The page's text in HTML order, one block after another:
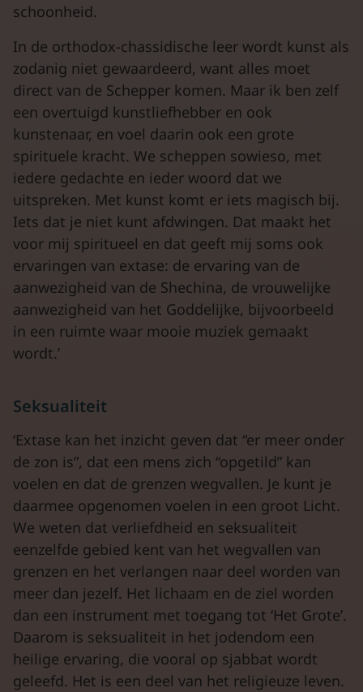
schoonheid.
In de orthodox-chassidische leer wordt kunst als
zodanig niet gewaardeerd, want alles moet
direct van de Schepper komen. Maar ik ben zelf
een overtuigd kunstliefhebber en ook
kunstenaar, en voel daarin ook een grote
spirituele kracht. We scheppen sowieso, met
iedere gedachte en ieder woord dat we
uitspreken. Met kunst komt er iets magisch bij.
Iets dat je niet kunt afdwingen. Dat maakt het
voor mij spiritueel en dat geeft mij soms ook
ervaringen van extase: de ervaring van de
aanwezigheid van de Shechina, de vrouwelijke
aanwezigheid van het Goddelijke, bijvoorbeeld
in een ruimte waar mooie muziek gemaakt
wordt.’
Seksualiteit
‘Extase kan het inzicht geven dat “er meer onder
de zon is”, dat een mens zich “opgetild” kan
voelen en dat de grenzen wegvallen. Je kunt je
daarmee opgenomen voelen in een groot Licht.
We weten dat verliefdheid en seksualiteit
eenzelfde gebied kent van het wegvallen van
grenzen en het verlangen naar deel worden van
meer dan jezelf. Het lichaam en de ziel worden
dan een instrument met toegang tot ‘Het Grote’.
Daarom is seksualiteit in het jodendom een
heilige ervaring, die vooral op sjabbat wordt
geleefd. Het is een deel van het religieuze leven.